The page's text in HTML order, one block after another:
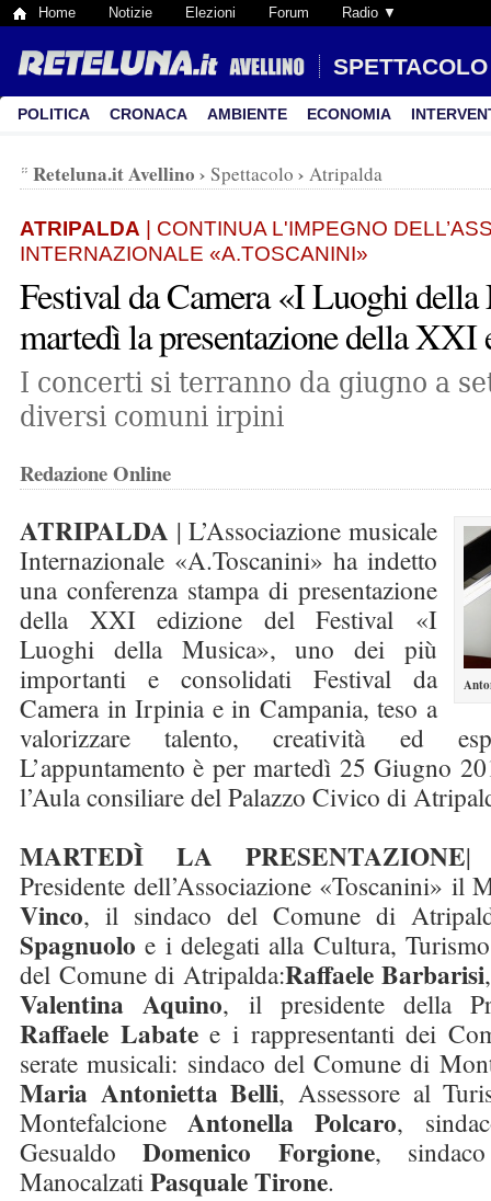
Home Notizie Elezioni Forum Radio ▼
SPETTACOLO
POLITICA CRONACA AMBIENTE ECONOMIA
Reteluna.it Avellino › Spettacolo › Atripalda
ATRIPALDA | CONTINUA L'IMPEGNO
INTERNAZIONALE «A.TOSCANINI»
Festival da Camera «I Luoghi
martedì la presentazione della XXI
I concerti si terranno da giugno a
diversi comuni irpini
Redazione Online
ATRIPALDA | L’Associazione musicale
Internazionale «A.Toscanini» ha indetto
una conferenza stampa di presentazione
della XXI edizione del Festival «I
Luoghi della Musica», uno dei più
importanti e consolidati Festival da
Camera in Irpinia e in Campania, teso a
valorizzare talento, creatività ed
L’appuntamento è per martedì 25 Giugno
l’Aula consiliare del Palazzo Civico di
MARTEDÌ LA PRESENTAZIONE|
Presidente dell’Associazione «Toscanini» il
Vinco, il sindaco del Comune di
Spagnuolo e i delegati alla Cultura,
del Comune di Atripalda:Raffaele Barbarisi
Valentina Aquino, il presidente della
Raffaele Labatee i rappresentanti dei
serate musicali: sindaco del Comune di
Maria Antonietta Belli, Assessore al
MontefalcioneAntonella Polcaro,
GesualdoDomenico Forgione,
ManocalzatiPasquale Tirone.